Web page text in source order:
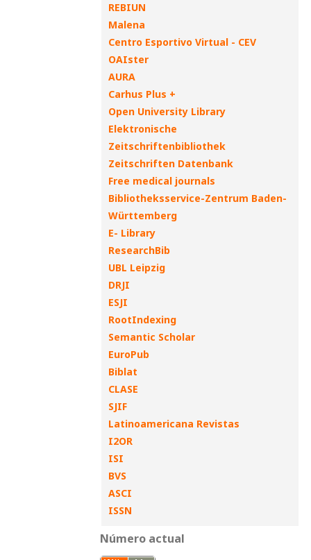
REBIUN
Malena
Centro Esportivo Virtual - CEV
OAIster
AURA
Carhus Plus +
Open University Library
Elektronische
Zeitschriftenbibliothek
Zeitschriften Datenbank
Free medical journals
Bibliotheksservice-Zentrum Baden-
Württemberg
E- Library
ResearchBib
UBL Leipzig
DRJI
ESJI
RootIndexing
Semantic Scholar
EuroPub
Biblat
CLASE
SJIF
Latinoamericana Revistas
I2OR
ISI
BVS
ASCI
ISSN
Número actual